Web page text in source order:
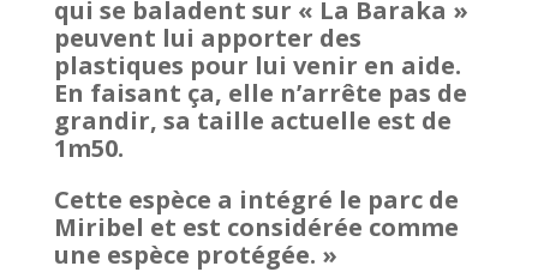
qui se baladent sur « La Baraka »
peuvent lui apporter des
plastiques pour lui venir en aide.
En faisant ça, elle n’arrête pas de
grandir, sa taille actuelle est de
1m50.
Cette espèce a intégré le parc de
Miribel et est considérée comme
une espèce protégée. »